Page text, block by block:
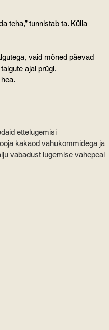
teha,” tunnistab ta. Külla
vaid mõned päevad
ajal prügi.
ettelugemisi
kakaod vahukommidega ja
vabadust lugemise vahepeal